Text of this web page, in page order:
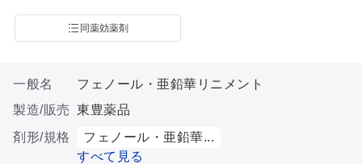
同薬効薬剤
一般名
フェノール・亜鉛華リニメント
製造/販売 東豊薬品
剤形/規格
フェノール・亜鉛華...
すべて見る